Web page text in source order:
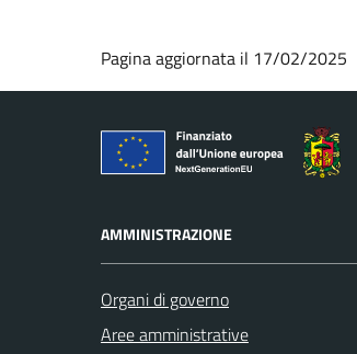
Pagina aggiornata il 17/02/2025
AMMINISTRAZIONE
Organi di governo
Aree amministrative